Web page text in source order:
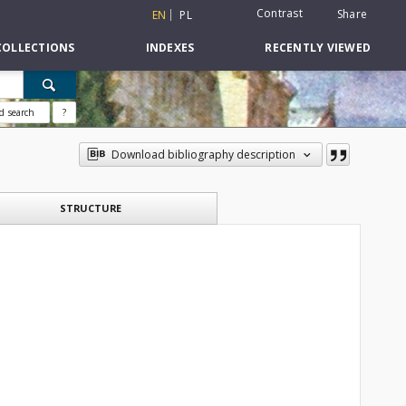
EN PL Contrast Share
INDEXES RECENTLY VIEWED
search ?
Download bibliography description
STRUCTURE